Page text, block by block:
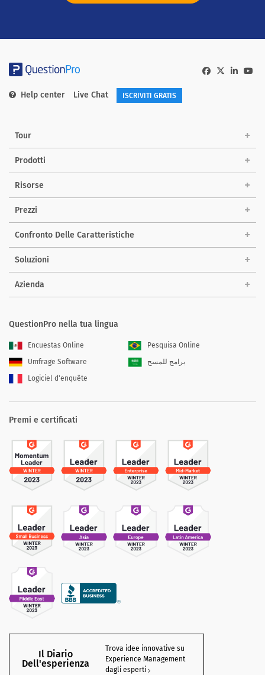
Help center Live Chat ISCRIVITI GRATIS
Tour
Prodotti
Risorse
Prezzi
Confronto Delle Caratteristiche
Soluzioni
Azienda
QuestionPro nella tua lingua
Encuestas Online
Pesquisa Online
Umfrage Software
برامج للمسح
Logiciel d'enquête
Premi e certificati
Il Diario
Dell'esperienza
Trova idee innovative su
Experience Management
dagli esperti